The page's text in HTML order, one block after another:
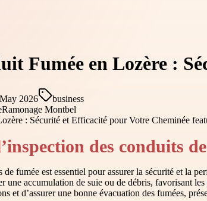
Fumée en Lozère :
2026
business
Ramonage Montbel
des conduits
fumée est essentiel pour assurer la sécurité et la
une accumulation de suie ou de débris, favorisant les
et d’assurer une bonne évacuation des fumées,